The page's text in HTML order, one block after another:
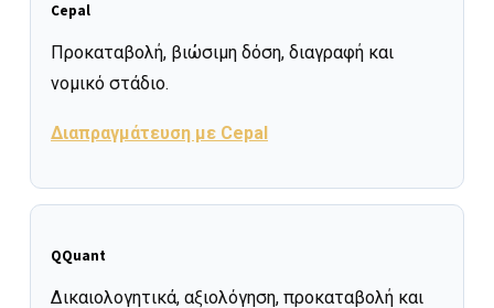
Cepal
Προκαταβολή, βιώσιμη δόση, διαγραφή και
νομικό στάδιο.
Διαπραγμάτευση με Cepal
QQuant
Δικαιολογητικά, αξιολόγηση, προκαταβολή και